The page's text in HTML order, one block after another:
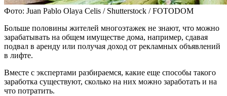
Фото: Juan Pablo Olaya Celis / Shutterstock / FOTODOM
Больше половины жителей многоэтажек не знают, что можно
зарабатывать на общем имуществе дома, например, сдавая
подвал в аренду или получая доход от рекламных объявлений
в лифте.
Вместе с экспертами разбираемся, какие еще способы такого
заработка существуют, сколько на них можно заработать и на
что потратить.